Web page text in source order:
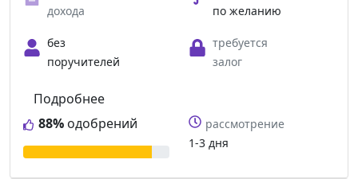
дохода
по желанию
без
поручителей
требуется
залог
88% одобрений
Подробнее
рассмотрение
1-3 дня